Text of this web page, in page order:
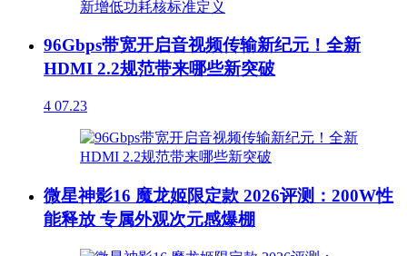
96Gbps带宽开启音视频传输新纪元！全新
HDMI 2.2规范带来哪些新突破
4 07.23
微星神影16 魔龙姬限定款 2026评测：200W性
能释放 专属外观次元感爆棚